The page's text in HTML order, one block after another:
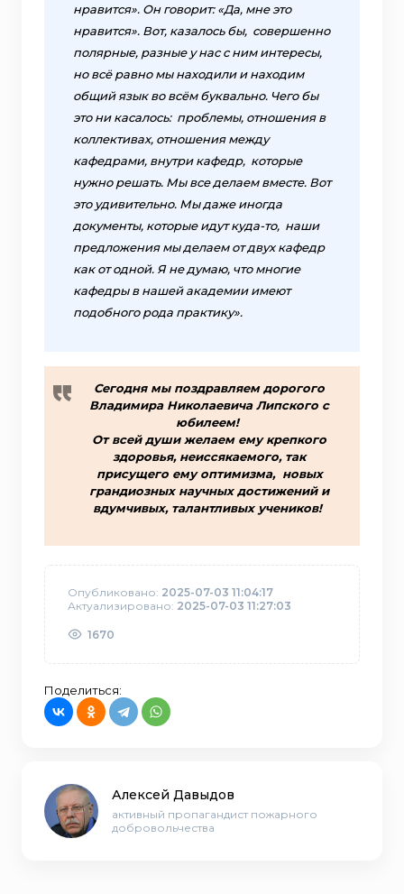
нравится». Он говорит: «Да, мне это
нравится». Вот, казалось бы, совершенно
полярные, разные у нас с ним интересы,
но всё равно мы находили и находим
общий язык во всём буквально. Чего бы
это ни касалось: проблемы, отношения в
коллективах, отношения между
кафедрами, внутри кафедр, которые
нужно решать. Мы все делаем вместе. Вот
это удивительно. Мы даже иногда
документы, которые идут куда-то, наши
предложения мы делаем от двух кафедр
как от одной. Я не думаю, что многие
кафедры в нашей академии имеют
подобного рода практику».
Сегодня мы поздравляем дорогого
Владимира Николаевича Липского с
юбилеем!
От всей души желаем ему крепкого
здоровья, неиссякаемого, так
присущего ему оптимизма, новых
грандиозных научных достижений и
вдумчивых, талантливых учеников!
Опубликовано: 2025-07-03 11:04:17
Актуализировано: 2025-07-03 11:27:03
1670
Поделиться:
Алексей Давыдов
активный пропагандист пожарного
добровольчества